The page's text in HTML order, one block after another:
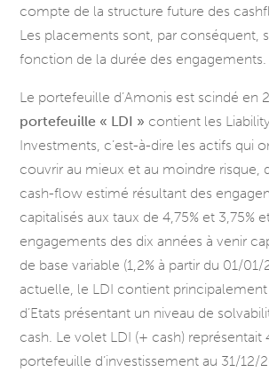
compte de la structure future des
Les placements sont, par conséquent,
fonction de la durée des engagements.
Le portefeuille d’Amonis est scindé en
portefeuille « LDI » contient les
Investments, c’est-à-dire les actifs qui
couvrir au mieux et au moindre risque,
cash-flow estimé résultant des
capitalisés aux taux de 4,75% et 3,75%
engagements des dix années à venir
de base variable (1,2% à partir du 01/01/
actuelle, le LDI contient
d’Etats présentant un niveau de
cash. Le volet LDI (+ cash) représentait
portefeuille d’investissement au 31/12/